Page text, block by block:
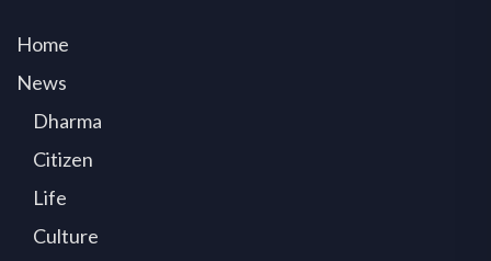
Home
News
Dharma
Citizen
Life
Culture